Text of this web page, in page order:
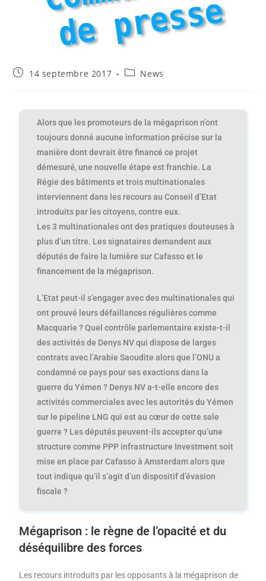
14 septembre 2017 News
Alors que les promoteurs de la mégaprison n’ont
toujours donné aucune information précise sur la
manière dont devrait être financé ce projet
démesuré, une nouvelle étape est franchie. La
Régie des bâtiments et trois multinationales
interviennent dans les recours au Conseil d’Etat
introduits par les citoyens, contre eux.
Les 3 multinationales ont des pratiques douteuses à
plus d’un titre. Les signataires demandent aux
députés de faire la lumière sur Cafasso et le
financement de la mégaprison.
L’Etat peut-il s’engager avec des multinationales qui
ont prouvé leurs défaillances régulières comme
Macquarie ? Quel contrôle parlementaire existe-t-il
des activités de Denys NV qui dispose de larges
contrats avec l’Arabie Saoudite alors que l’ONU a
condamné ce pays pour ses exactions dans la
guerre du Yémen ? Denys NV a-t-elle encore des
activités commerciales avec les autorités du Yémen
sur le pipeline LNG qui est au cœur de cette sale
guerre ? Les députés peuvent-ils accepter qu’une
structure comme PPP infrastructure Investment soit
mise en place par Cafasso à Amsterdam alors que
tout indique qu’il s’agit d’un dispositif d’évasion
fiscale ?
Mégaprison : le règne de l’opacité et du
déséquilibre des forces
Les recours introduits par les opposants à la mégaprison de